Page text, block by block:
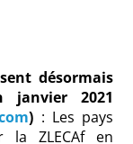
désormais
janvier 2021
) : Les pays
la ZLECAf en